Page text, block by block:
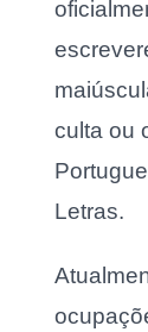
culta ou
Letras.